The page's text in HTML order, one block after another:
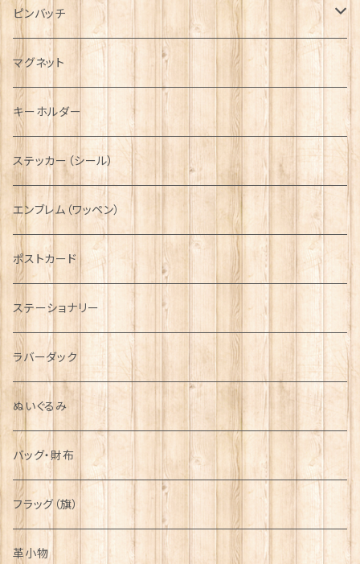
ハンチング帽
キャスケット
ディアストーカー
ニット帽
マフラー
タータン【Bronte by Moon】
タータン【Glencroft】
ボタンラップマフラー【Aran Traditions】
サッシュ
スカーフ
ファッションマスク
ペンダント
チャーム
その他のアクセサリー
ラブスプーン
ラブスプーン【SION LLEWELLYN】
ラブスプーン【PAUL CURTIS】
ファブリック
ティータオル
ペーパーナプキン
ティーコジー
その他テーブルウェア
ピンバッチ
ジェネラルデザイン
乗り物
動物＆植物
国旗＆紋章
音楽＆楽器
シンボル
ミリタリー
NAVY
AIRFORCE
ARMY
ピューター
マグネット
キーホルダー
ステッカー（シール）
エンブレム（ワッペン）
ポストカード
ステーショナリー
ラバーダック
ぬいぐるみ
バッグ・財布
フラッグ（旗）
革小物